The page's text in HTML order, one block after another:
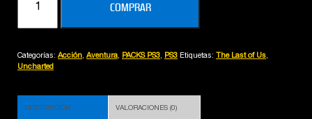
UNCHARTED
COLLECTION
-
-
COMPRAR
Categorías: Acción, Aventura, PACKS PS3, PS3 Etiquetas: The Last of Us,
Uncharted
DESCRIPCIÓN VALORACIONES (0)